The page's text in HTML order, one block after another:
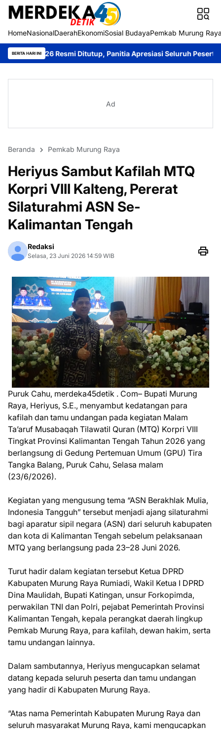
HomeNasionalDaerahEkonomiSosial BudayaPemkab Murung
BERITA HARI INI
Ditutup, Panitia Apresiasi Seluruh Peserta Bupati Heriyus
Ad
Beranda Pemkab Murung Raya
Heriyus Sambut Kafilah MTQ
Korpri VIII Kalteng, Pererat
Silaturahmi ASN Se-
Kalimantan Tengah
Redaksi
Selasa, 23 Juni 2026 14:59 WIB
Puruk Cahu, merdeka45detik . Com– Bupati Murung
Raya, Heriyus, S.E., menyambut kedatangan para
kafilah dan tamu undangan pada kegiatan Malam
Ta’aruf Musabaqah Tilawatil Quran (MTQ) Korpri VIII
Tingkat Provinsi Kalimantan Tengah Tahun 2026 yang
berlangsung di Gedung Pertemuan Umum (GPU) Tira
Tangka Balang, Puruk Cahu, Selasa malam
(23/6/2026).
Kegiatan yang mengusung tema “ASN Berakhlak Mulia,
Indonesia Tangguh” tersebut menjadi ajang silaturahmi
bagi aparatur sipil negara (ASN) dari seluruh kabupaten
dan kota di Kalimantan Tengah sebelum pelaksanaan
MTQ yang berlangsung pada 23–28 Juni 2026.
Turut hadir dalam kegiatan tersebut Ketua DPRD
Kabupaten Murung Raya Rumiadi, Wakil Ketua I DPRD
Dina Maulidah, Bupati Katingan, unsur Forkopimda,
perwakilan TNI dan Polri, pejabat Pemerintah Provinsi
Kalimantan Tengah, kepala perangkat daerah lingkup
Pemkab Murung Raya, para kafilah, dewan hakim, serta
tamu undangan lainnya.
Dalam sambutannya, Heriyus mengucapkan selamat
datang kepada seluruh peserta dan tamu undangan
yang hadir di Kabupaten Murung Raya.
“Atas nama Pemerintah Kabupaten Murung Raya dan
seluruh masyarakat Murung Raya, kami mengucapkan